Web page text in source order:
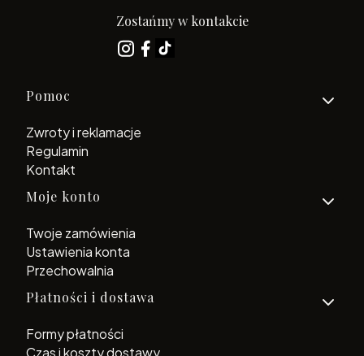
Zostańmy w kontakcie
Linki w stopce
Pomoc
Zwroty i reklamacje
Regulamin
Kontakt
Moje konto
Twoje zamówienia
Ustawienia konta
Przechowalnia
Płatności i dostawa
Formy płatności